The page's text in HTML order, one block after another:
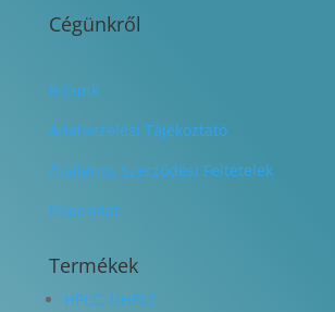
Cégünkről
Rólunk
Adatkezelési Tájékoztató
Általános Szerződési Feltételek
Kapcsolat
Termékek
HPLC, UHPLC